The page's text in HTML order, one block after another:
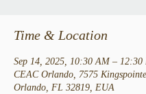
Time & Location
Sep 14, 2025, 10:30 AM –
CEAC Orlando, 7575
Orlando, FL 32819, EUA